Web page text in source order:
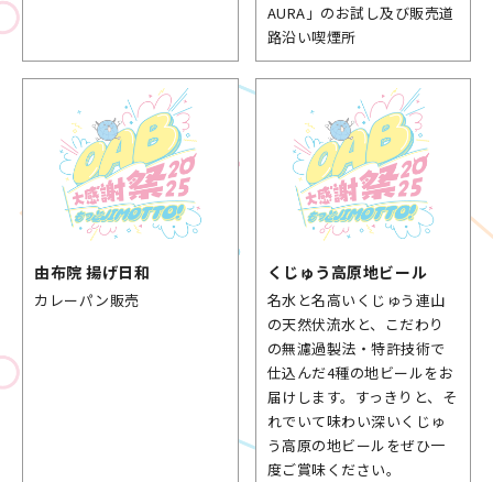
AURA」のお試し及び販売道
路沿い喫煙所
由布院 揚げ日和
カレーパン販売
くじゅう高原地ビール
名水と名高いくじゅう連山
の天然伏流水と、こだわり
の無濾過製法・特許技術で
仕込んだ4種の地ビールをお
届けします。すっきりと、そ
れでいて味わい深いくじゅ
う高原の地ビールをぜひ一
度ご賞味ください。